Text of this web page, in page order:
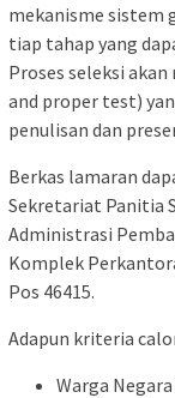
mekanisme sistem
tiap tahap yang
Proses seleksi
and proper test)
penulisan dan
Berkas lamaran
Sekretariat Panitia
Administrasi
Komplek
Pos 46415.
Adapun kriteria
Warga